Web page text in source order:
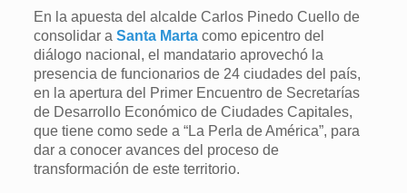
En la apuesta del alcalde Carlos Pinedo Cuello de
consolidar aSanta Marta como epicentro del
diálogo nacional, el mandatario aprovechó la
presencia de funcionarios de 24 ciudades del país,
en la apertura del Primer Encuentro de Secretarías
de Desarrollo Económico de Ciudades Capitales,
que tiene como sede a “La Perla de América”, para
dar a conocer avances del proceso de
transformación de este territorio.